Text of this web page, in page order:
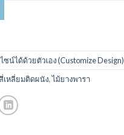
น์ได้ด้วยตัวเอง (Customize Design)
เหลี่ยมติดผนัง,ไม้ยางพารา